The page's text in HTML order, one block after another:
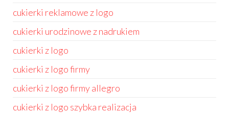
cukierki reklamowe z logo
cukierki urodzinowe z nadrukiem
cukierki z logo
cukierki z logo firmy
cukierki z logo firmy allegro
cukierki z logo szybka realizacja